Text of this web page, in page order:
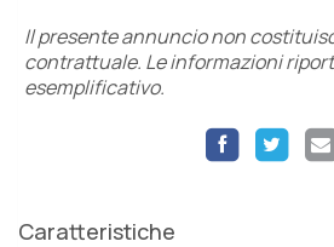
Il presente annuncio non
contrattuale. Le informazioni
esemplificativo.
Caratteristiche